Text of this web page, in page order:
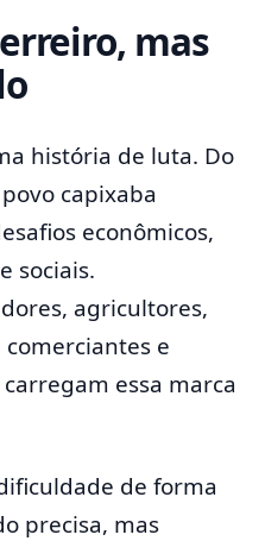
mas
história de luta. Do
capixaba
econômicos,
sociais.
agricultores,
e
essa marca
de forma
precisa, mas